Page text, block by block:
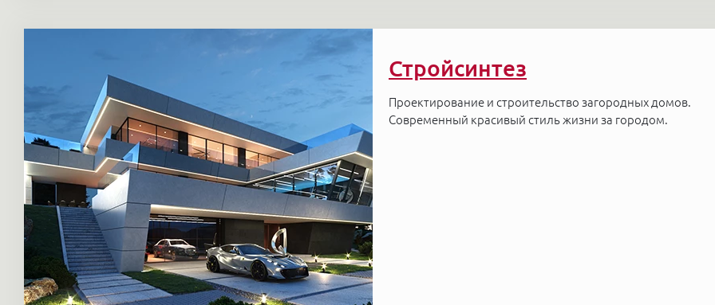
Стройсинтез
Проектирование и строительство загородных домов.
Современный красивый стиль жизни за городом.